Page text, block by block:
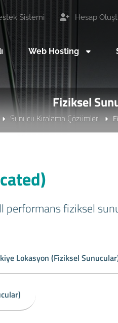
Hesap
Sistemi
Web Hosting
Fiziksel
Sunucu Kiralama Çözümleri
performans fiziksel
Lokasyon (Fiziksel